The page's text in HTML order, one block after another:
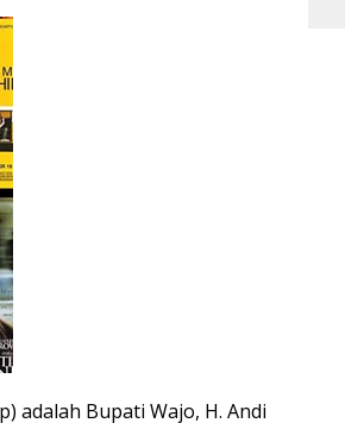
adalah Bupati Wajo, H. Andi